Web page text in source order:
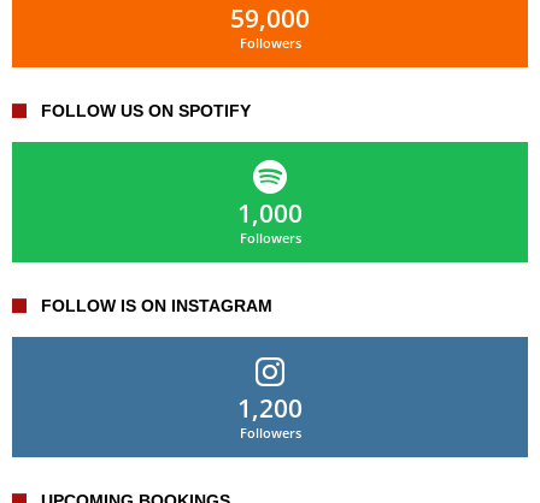
59,000
Followers
FOLLOW US ON SPOTIFY
1,000
Followers
FOLLOW IS ON INSTAGRAM
1,200
Followers